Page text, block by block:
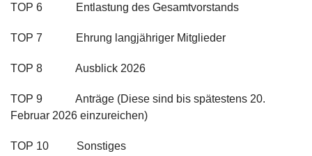
TOP 6 Entlastung des Gesamtvorstands
TOP 7 Ehrung langjähriger Mitglieder
TOP 8 Ausblick 2026
TOP 9 Anträge (Diese sind bis spätestens 20.
Februar 2026 einzureichen)
TOP 10 Sonstiges